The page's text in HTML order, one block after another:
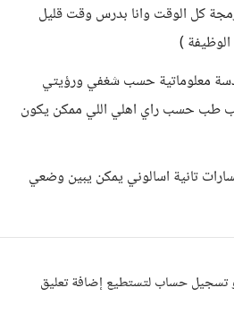
كل الوقت وانا بدرس وقت قليل
)
معلوماتية حسب شغفي ورؤيتي
طب حسب راي اهلي اللي ممكن يكون
تانية اسالوني يمكن يبين وضعي
حساب لتستطيع إضافة تعليق